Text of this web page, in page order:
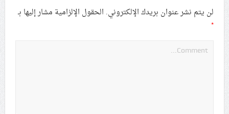
لن يتم نشر عنوان بريدك الإلكتروني. الحقول الإلزامية مشار إليها بـ
*